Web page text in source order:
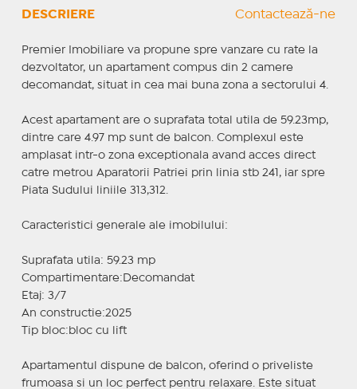
DESCRIERE Contactează-ne
Premier Imobiliare va propune spre vanzare cu rate la
dezvoltator, un apartament compus din 2 camere
decomandat, situat in cea mai buna zona a sectorului 4.
Acest apartament are o suprafata total utila de 59.23mp,
dintre care 4.97 mp sunt de balcon. Complexul este
amplasat intr-o zona exceptionala avand acces direct
catre metrou Aparatorii Patriei prin linia stb 241, iar spre
Piata Sudului liniile 313,312.
Caracteristici generale ale imobilului:
Suprafata utila: 59.23 mp
Compartimentare:Decomandat
Etaj: 3/7
An constructie:2025
Tip bloc:bloc cu lift
Apartamentul dispune de balcon, oferind o priveliste
frumoasa si un loc perfect pentru relaxare. Este situat